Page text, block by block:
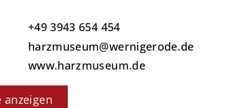
+49 3943 654 454
harzmuseum@wernigerode.de
www.harzmuseum.de
anzeigen